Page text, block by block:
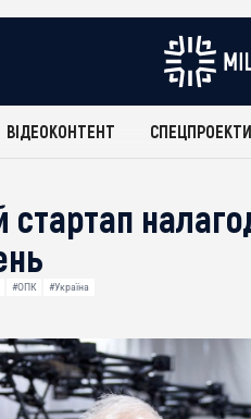
ВІДЕОКОНТЕНТ СПЕЦПРОЕКТИ
стартап
#ОПК #Україна